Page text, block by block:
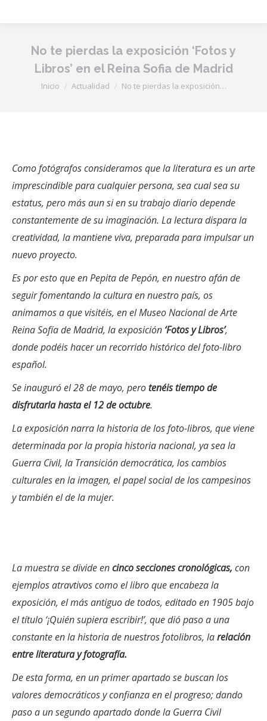
No te pierdas la exposición ‘Fotos y
Libros’ en el Reina Sofia de Madrid
Estás aquí:
Inicio Actualidad No te pierdas la exposición…
Como fotógrafos consideramos que la literatura es un arte
imprescindible para cualquier persona, sea cual sea su
estatus, pero más aun si en su trabajo diario depende
constantemente de su imaginación. La lectura dispara la
creatividad, la mantiene viva, preparada para impulsar un
nuevo proyecto.
Es por esto que en Pepita de Pepón, en nuestro afán de
seguir fomentando la cultura en nuestro país, os
animamos a que visitéis, en el Museo Nacional de Arte
Reina Sofía de Madrid, la exposición ‘Fotos y Libros’,
donde podéis hacer un recorrido histórico del foto-libro
español.
Se inauguró el 28 de mayo, perotenéis tiempo de
disfrutarla hasta el 12 de octubre.
La exposición narra la historia de los foto-libros, que viene
determinada por la propia historia nacional, ya sea la
Guerra Civil, la Transición democrática, los cambios
culturales en la imagen, el papel social de los campesinos
y también el de la mujer.
La muestra se divide encinco secciones cronológicas, con
ejemplos atravtivos como el libro que encabeza la
exposición, el más antiguo de todos, editado en 1905 bajo
el título ‘¡Quién supiera escribir!’, que dió paso a una
constante en la historia de nuestros fotolibros, larelación
entre literatura y fotografía.
De esta forma, en un primer apartado se buscan los
valores democráticos y confianza en el progreso; dando
paso a un segundo apartado donde la Guerra Civil